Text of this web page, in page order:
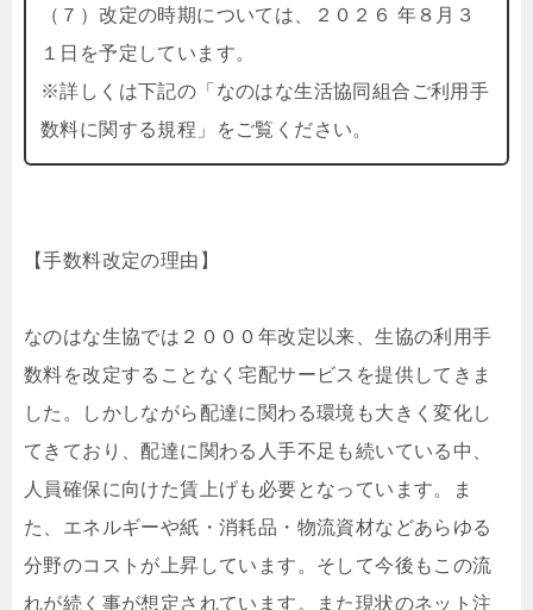
（７）改定の時期については、２０２６ 年８月３
１日を予定しています。
※詳しくは下記の「なのはな生活協同組合ご利用手
数料に関する規程」をご覧ください。
【手数料改定の理由】
なのはな生協では２０００年改定以来、生協の利用手
数料を改定することなく宅配サービスを提供してきま
した。しかしながら配達に関わる環境も大きく変化し
てきており、配達に関わる人手不足も続いている中、
人員確保に向けた賃上げも必要となっています。ま
た、エネルギーや紙・消耗品・物流資材などあらゆる
分野のコストが上昇しています。そして今後もこの流
れが続く事が想定されています。また現状のネット注